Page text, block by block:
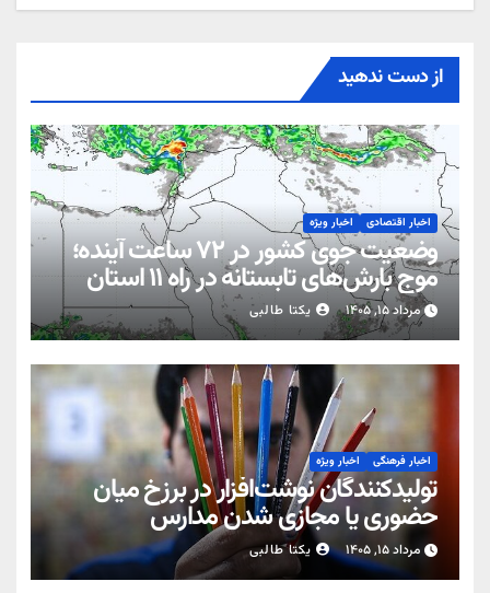
از دست ندهید
اخبار اقتصادی اخبار ویژه
وضعیت جوی کشور در ۷۲ ساعت آینده؛
موج بارش‌های تابستانه در راه ۱۱ استان
مرداد ۱۵, ۱۴۰۵ یکتا طالبی
اخبار فرهنگی اخبار ویژه
تولیدکنندگان نوشت‌افزار در برزخ میان
حضوری یا مجازی شدن مدارس
مرداد ۱۵, ۱۴۰۵ یکتا طالبی